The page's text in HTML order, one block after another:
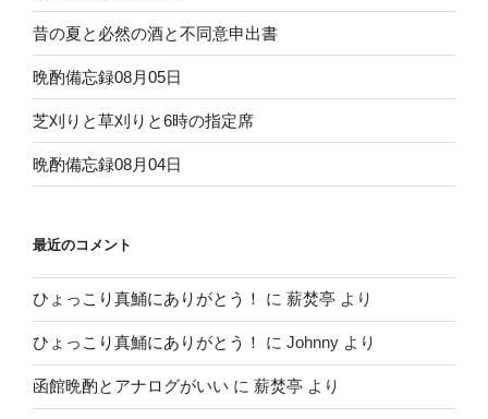
昔の夏と必然の酒と不同意申出書
晩酌備忘録08月05日
芝刈りと草刈りと6時の指定席
晩酌備忘録08月04日
最近のコメント
ひょっこり真鯒にありがとう！ に 薪焚亭 より
ひょっこり真鯒にありがとう！ に Johnny より
函館晩酌とアナログがいい に 薪焚亭 より